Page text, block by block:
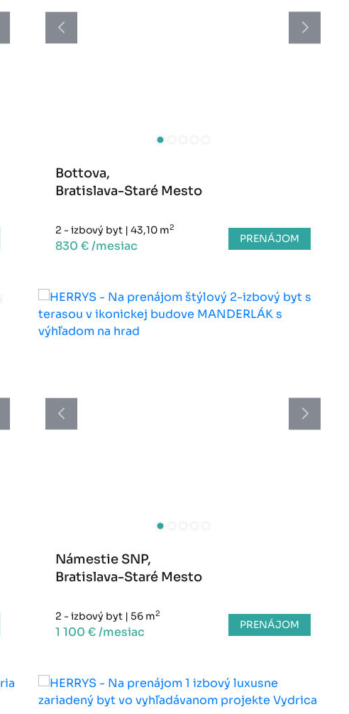
Bottova,
Bratislava-Staré Mesto
2 - izbový byt | 43,10 m2
830 € /mesiac PRENÁJOM
Námestie SNP,
Bratislava-Staré Mesto
2 - izbový byt | 56 m2
1 100 € /mesiac PRENÁJOM